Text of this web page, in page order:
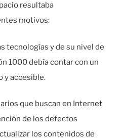
resultaba
motivos:
tecnologías y de su nivel de
1000 debía contar con un
y accesible.
que buscan en Internet
de los defectos
los contenidos de